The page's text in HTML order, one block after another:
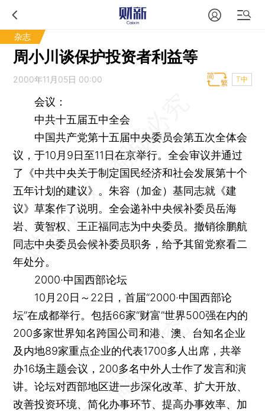
杂志
周小川谈保护投资者利益等
2000年11月05日 00:00 T中
会议：
中共十五届五中全会
中国共产党第十五届中央委员会第五次全体会
议，于10月9日至11日在京举行。全会审议并通过
了《中共中央关于制定国民经济和社会发展第十个
五年计划的建议》。朱容（加金）基同志就《建
议》草案作了说明。全会递补中央候补委员岳海
岩、黄智权、王正福同志为中央委员。撤销徐鹏航
同志中央委员会候补委员职务，给予其留党察看二
年处分。
2000·中国西部论坛
10月20日～22日，首届“2000·中国西部论
坛”在成都举行。包括66家“财富”世界500强在内的
200多家世界知名跨国公司和港、澳、台知名企业
及内地89家重点企业的代表1700多人出席，共举
办16场主题会议，200多名中外人士作了发言和演
讲。论坛对西部地区进一步深化改革、扩大开放、
改善投资环境、简化办事环节、提高办事效率、加